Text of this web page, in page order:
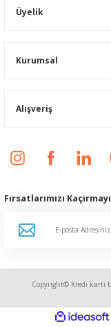
Üyelik
Kurumsal
Alışveriş
Fırsatlarımızı
Copyright© Kredi kartı